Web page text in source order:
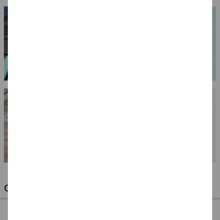
OPTIMALE PINSEL FÜR HOBBY & KUNST